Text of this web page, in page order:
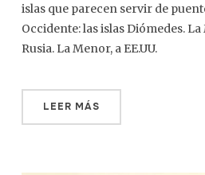
islas que parecen servir de
Occidente: las islas Diómedes.
Rusia. La Menor, a EE.UU.
LEER MÁS